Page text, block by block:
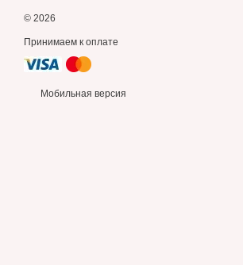
© 2026
Принимаем к оплате
Мобильная версия